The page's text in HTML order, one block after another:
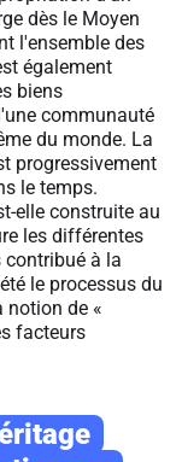
dès le Moyen
l'ensemble des
également
biens
communauté
du monde. La
progressivement
le temps.
elle construite au
les différentes
à la
le processus du
notion de «
facteurs